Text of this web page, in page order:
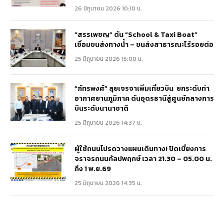
26 มิถุนายน 2026 10:10 น.
“สรรเพชญ” ดัน “School & Taxi Boat”
เชื่อมขนส่งทางน้ำ – ขนส่งสาธารณะไร้รอยต่อ
25 มิถุนายน 2026 15:00 น.
“ภัทรพงศ์” ลุยเจรจาเพิ่มเที่ยวบิน ยกระดับท่า
อากาศยานภูมิภาค ดันอุดรธานีสู่ศูนย์กลางการ
บินระดับนานาชาติ
25 มิถุนายน 2026 14:37 น.
ผู้ใช้ถนนโปรดวางแผนเดินทาง! ปิดเบี่ยงการ
จราจรถนนกัลปพฤกษ์ เวลา 21.30 – 05.00 น.
ถึง 1 พ.ย.69
25 มิถุนายน 2026 14:35 น.